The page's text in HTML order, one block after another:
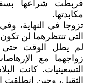
فربطت شراعها
مكابدتها.
تزوجا في النهاية،
التي تنتظرهما لن
لم يطل الوقت حتى
زواجهما مع
التسعينيات. كانت
الثقيل، وحين